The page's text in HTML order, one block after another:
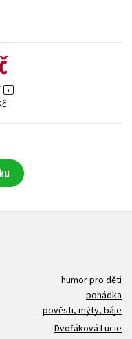
humor pro děti
pohádka
pověsti, mýty, báje
Dvořáková Lucie